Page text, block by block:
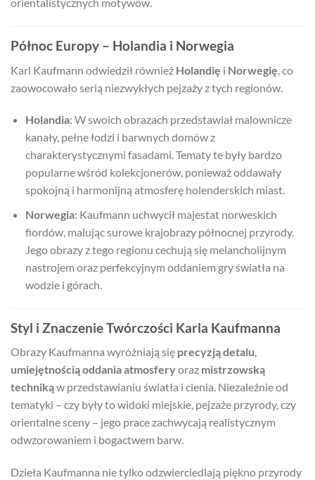
Północ Europy – Holandia i Norwegia
Karl Kaufmann odwiedził również Holandię i Norwegię , co
zaowocowało serią niezwykłych pejzaży z tych regionów.
Holandia: W swoich obrazach przedstawiał malownicze
kanały, pełne łodzi i barwnych domów z
charakterystycznymi fasadami. Tematy te były bardzo
popularne wśród kolekcjonerów, ponieważ oddawały
spokojną i harmonijną atmosferę holenderskich miast.
Norwegia: Kaufmann uchwycił majestat norweskich
fiordów, malując surowe krajobrazy północnej przyrody.
Jego obrazy z tego regionu cechują się melancholijnym
nastrojem oraz perfekcyjnym oddaniem gry światła na
wodzie i górach.
Styl i Znaczenie Twórczości Karla Kaufmanna
Obrazy Kaufmanna wyróżniają się precyzją detalu,
umiejętnością oddania atmosferyoraz mistrzowską
technikąw przedstawianiu światła i cienia. Niezależnie od
tematyki – czy były to widoki miejskie, pejzaże przyrody, czy
orientalne sceny – jego prace zachwycają realistycznym
odwzorowaniem i bogactwem barw.
Dzieła Kaufmanna nie tylko odzwierciedlają piękno przyrody